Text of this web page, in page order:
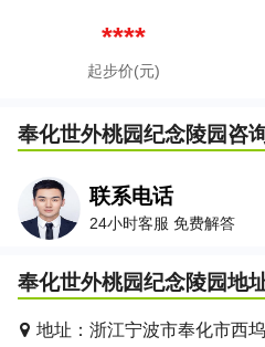
****
起步价(元)
奉化世外桃园纪念陵园咨
联系电话
24小时客服 免费解答
奉化世外桃园纪念陵园地
地址： 浙江宁波市奉化市西